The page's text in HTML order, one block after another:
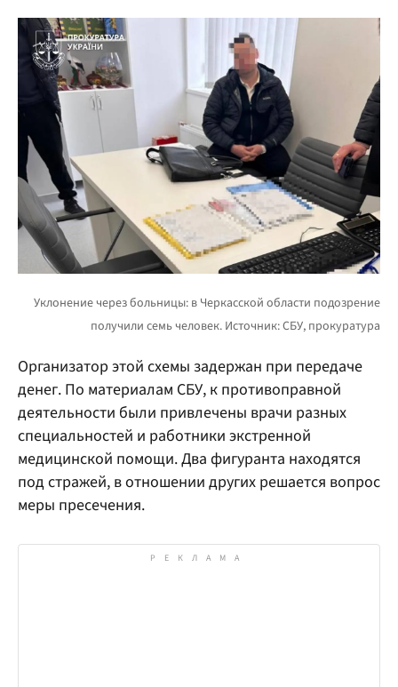
Организатор этой схемы задержан при передаче
денег. По материалам СБУ, к противоправной
деятельности были привлечены врачи разных
специальностей и работники экстренной
медицинской помощи. Два фигуранта находятся
под стражей, в отношении других решается вопрос
меры пресечения.